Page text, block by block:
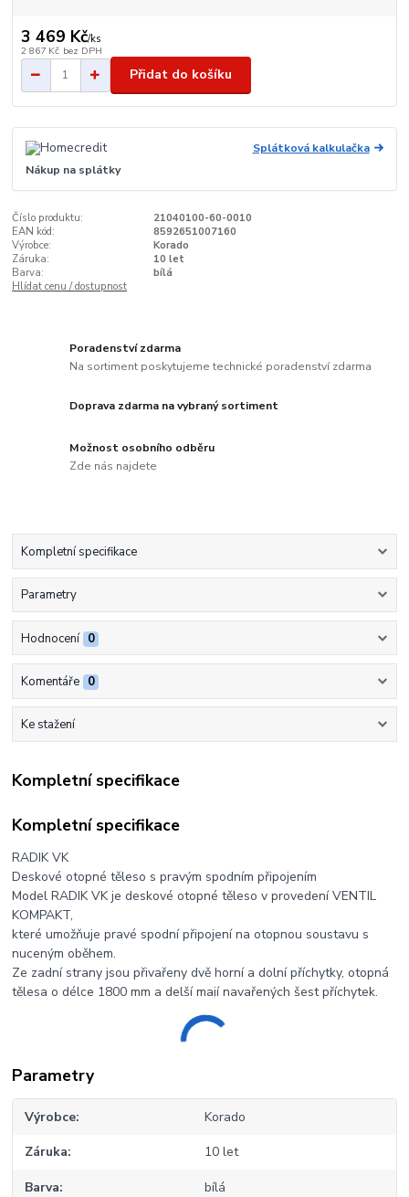
3 469 Kč/ks
2 867 Kč bez DPH
Přidat do košíku
Splátková kalkulačka
Nákup na splátky
Číslo produktu:
21040100-60-0010
EAN kód:
8592651007160
Výrobce:
Korado
Záruka:
10 let
Barva:
bílá
Hlídat cenu / dostupnost
Poradenství zdarma
Na sortiment poskytujeme technické poradenství zdarma
Doprava zdarma na vybraný sortiment
Možnost osobního odběru
Zde nás najdete
Kompletní specifikace
Parametry
Hodnocení 0
Komentáře 0
Ke stažení
Kompletní specifikace
Kompletní specifikace
RADIK VK
Deskové otopné těleso s pravým spodním připojením
Model RADIK VK je deskové otopné těleso v provedení VENTIL
KOMPAKT,
které umožňuje pravé spodní připojení na otopnou soustavu s
nuceným oběhem.
Ze zadní strany jsou přivařeny dvě horní a dolní příchytky, otopná
tělesa o délce 1800 mm a delší mají navařených šest příchytek.
Parametry
Výrobce Korado
Záruka 10 let
Barva bílá